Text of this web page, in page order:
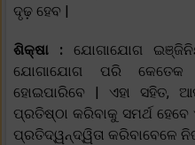
ଦୃଢ଼ ହେବ |
ଶିକ୍ଷା : ଯୋଗାଯୋଗ
ଯୋଗାଯୋଗ ପରି କେତେକ
ହୋଇପାରିବେ | ଏହା ସହିତ,
ପ୍ରତିଷ୍ଠା କରିବାକୁ ସମର୍ଥ ହେବେ
ପ୍ରତିଦ୍ୱନ୍ଦ୍ୱିତା କରିବାବେଳେ